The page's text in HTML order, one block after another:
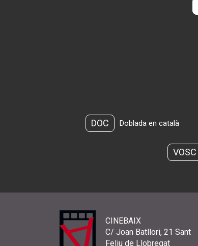
DOC Doblada en català
VOSC
CINEBAIX
C/ Joan Batllori, 21 Sant
Feliu de Llobregat